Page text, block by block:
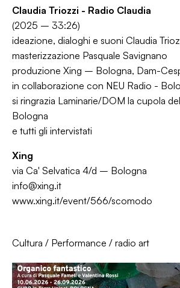
Claudia Triozzi - Radio Claudia
(2025 – 33:26)
ideazione, dialoghi e suoni Claudia
masterizzazione Pasquale Savignano
produzione Xing – Bologna, Dam-
in collaborazione con NEU Radio -
si ringrazia Laminarie/DOM la cupola
Bologna
e tutti gli intervistati
Xing
via Ca' Selvatica 4/d – Bologna
info@xing.it
www.xing.it/event/566/scomodo
Cultura / Performance / radio art